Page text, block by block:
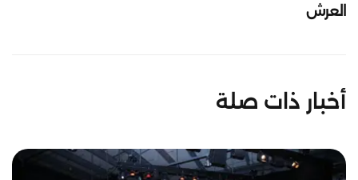
العرش
أخبار ذات صلة